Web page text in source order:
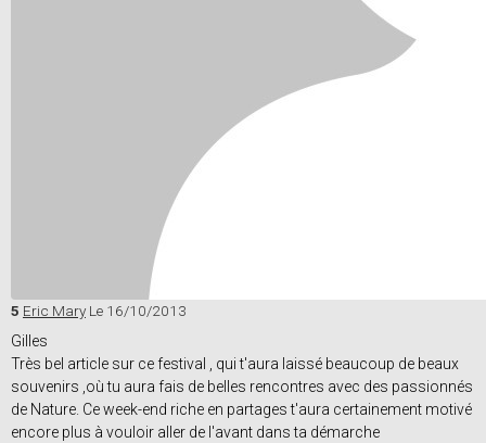
5 Eric Mary Le 16/10/2013
Gilles
Très bel article sur ce festival , qui t'aura laissé beaucoup de beaux
souvenirs ,où tu aura fais de belles rencontres avec des passionnés
de Nature. Ce week-end riche en partages t'aura certainement motivé
encore plus à vouloir aller de l'avant dans ta démarche